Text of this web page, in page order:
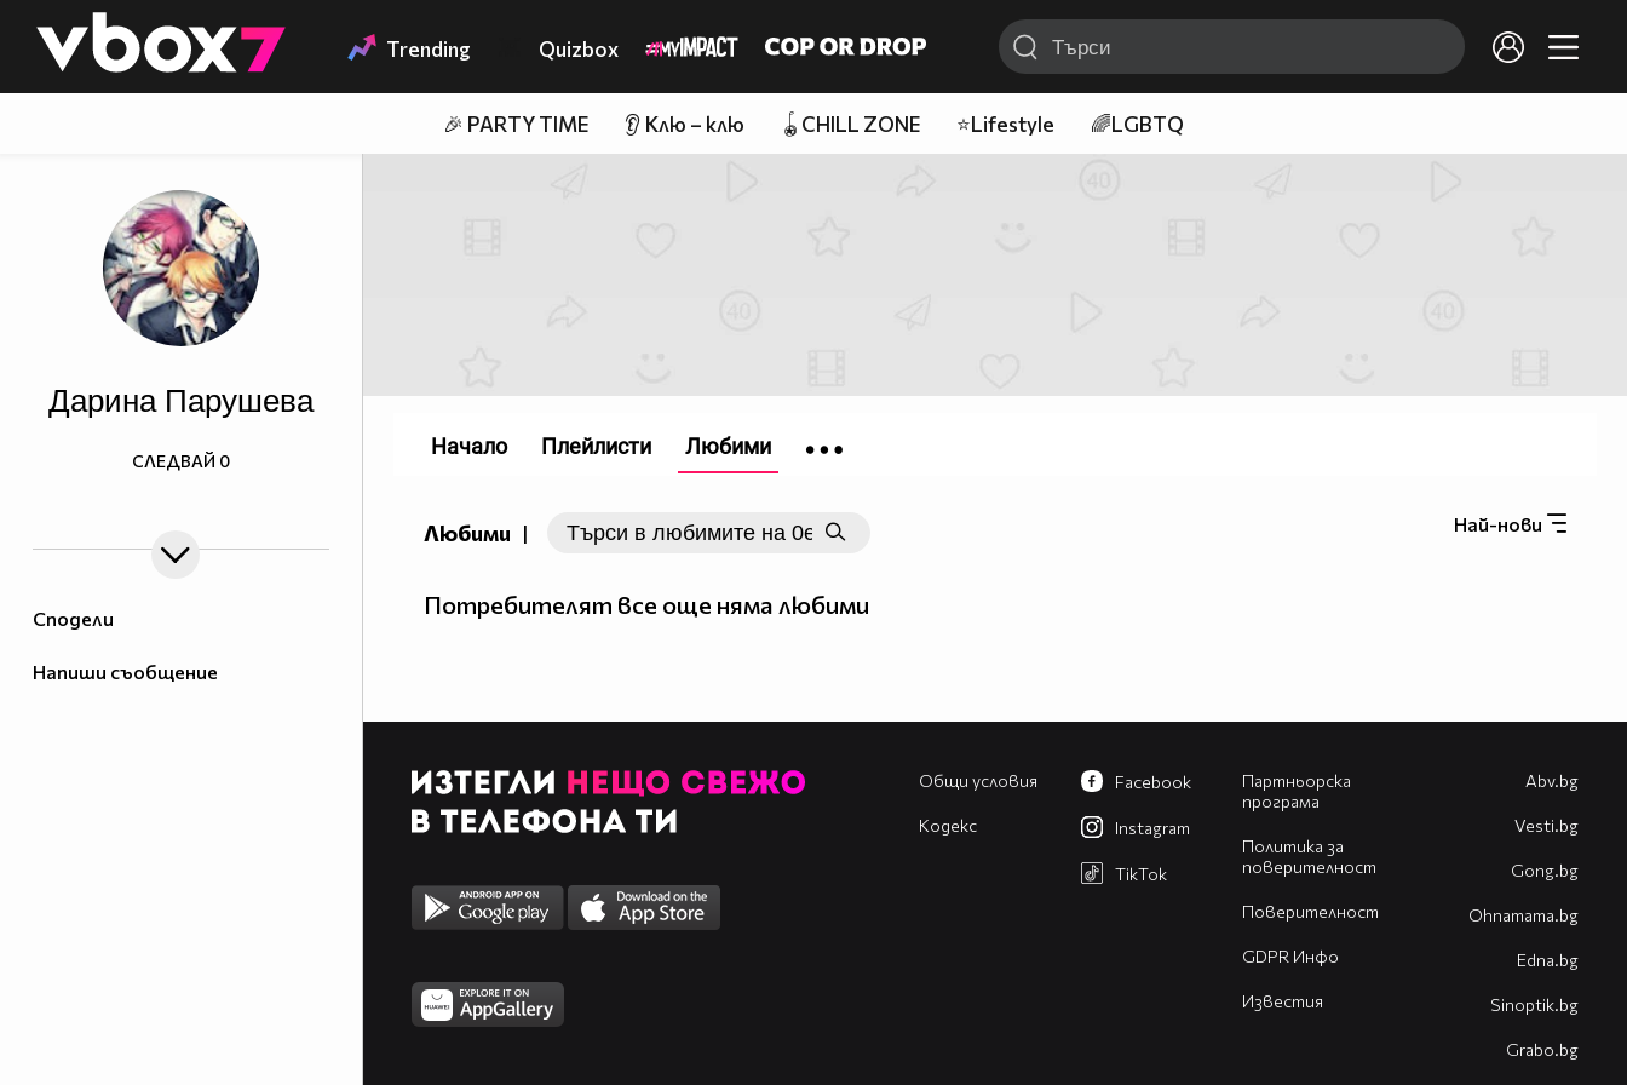
👾 Trending Quizbox
🎉 PARTY TIME 👂 Клю – клю 🪀CHILL ZONE ⭐Lifestyle 🌈LGBTQ
Сподели
Напиши съобщение
Дарина Парушева
СЛЕДВАЙ 0
Любими | Най-нови
Потребителят все още няма любими
Начало Плейлисти Любими
Общи условия
Кодекс
Партньорска
програма
Политика за
поверителност
Поверителност
GDPR Инфо
Известия
Facebook
Instagram
TikTok
Abv.bg
Vesti.bg
Gong.bg
Оhnamama.bg
Edna.bg
Sinoptik.bg
Grabo.bg